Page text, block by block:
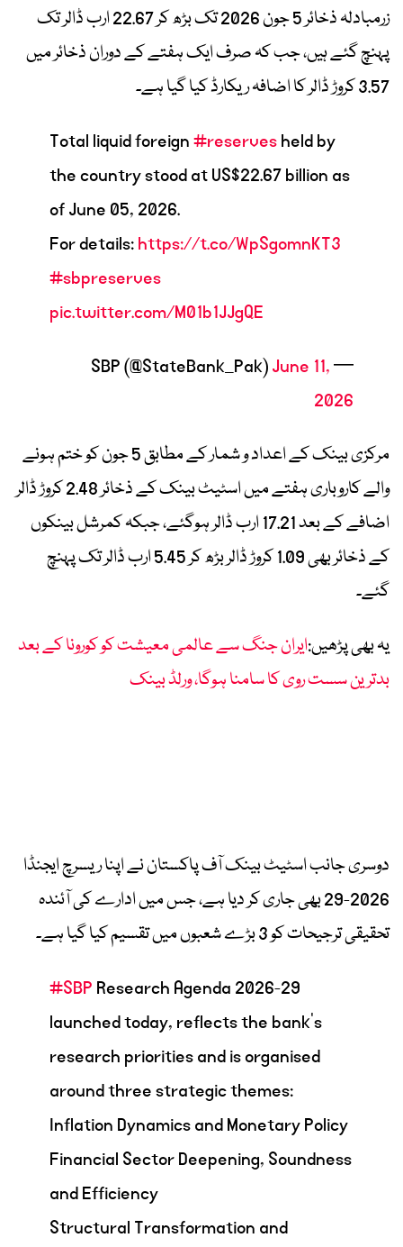
زرمبادلہ ذخائر 5 جون 2026 تک بڑھ کر 22.67 ارب ڈالر تک
پہنچ گئے ہیں، جب کہ صرف ایک ہفتے کے دوران ذخائر میں
3.57 کروڑ ڈالر کا اضافہ ریکارڈ کیا گیا ہے۔
Total liquid foreign#reservesheld by
the country stood at US$22.67 billion as
of June 05, 2026.
For details:https://t.co/WpSgomnKT3
#sbpreserves
pic.twitter.com/M01b1JJgQE
— SBP (@StateBank_Pak)
June 11,
2026
مرکزی بینک کے اعداد و شمار کے مطابق 5 جون کو ختم ہونے
والے کاروباری ہفتے میں اسٹیٹ بینک کے ذخائر 2.48 کروڑ ڈالر
اضافے کے بعد 17.21 ارب ڈالر ہوگئے، جبکہ کمرشل بینکوں
کے ذخائر بھی 1.09 کروڑ ڈالر بڑھ کر 5.45 ارب ڈالر تک پہنچ
گئے۔
یہ بھی پڑھیں:ایران جنگ سے عالمی معیشت کو کورونا کے بعد
بدترین سست روی کا سامنا ہوگا، ورلڈ بینک
دوسری جانب اسٹیٹ بینک آف پاکستان نے اپنا ریسرچ ایجنڈا
2026-29 بھی جاری کر دیا ہے، جس میں ادارے کی آئندہ
تحقیقی ترجیحات کو 3 بڑے شعبوں میں تقسیم کیا گیا ہے۔
#SBP Research Agenda 2026-29
launched today, reflects the bank’s
research priorities and is organised
around three strategic themes:
Inflation Dynamics and Monetary Policy
Financial Sector Deepening, Soundness
and Efficiency
Structural Transformation and